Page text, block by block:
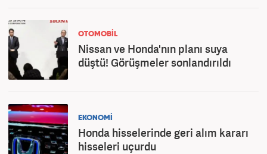
OTOMOBİL
Nissan ve Honda'nın planı suya
düştü! Görüşmeler sonlandırıldı
EKONOMİ
Honda hisselerinde geri alım kararı
hisseleri uçurdu